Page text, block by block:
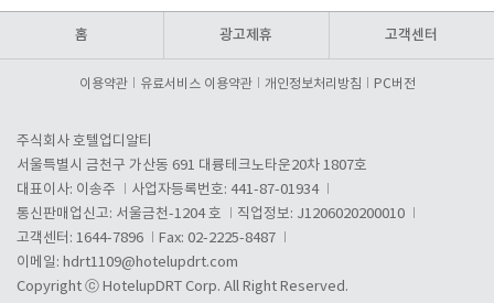
홈 광고제휴 고객센터
이용약관 유료서비스 이용약관 개인정보처리방침 PC버전
주식회사 호텔업디알티
서울특별시 금천구 가산동 691 대륭테크노타운20차 1807호
대표이사: 이송주
사업자등록번호: 441-87-01934
통신판매업신고: 서울금천-1204 호
직업정보: J1206020200010
고객센터: 1644-7896
Fax: 02-2225-8487
이메일: hdrt1109@hotelupdrt.com
Copyright ⓒ HotelupDRT Corp. All Right Reserved.